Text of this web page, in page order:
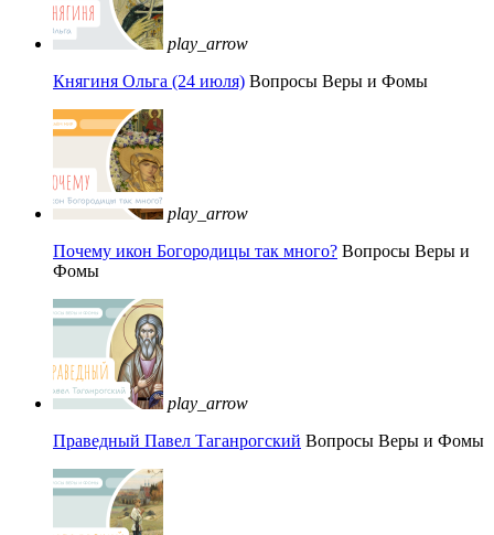
play_arrow
Княгиня Ольга (24 июля) Вопросы Веры и Фомы
play_arrow
Почему икон Богородицы так много? Вопросы Веры и
Фомы
play_arrow
Праведный Павел Таганрогский Вопросы Веры и Фомы